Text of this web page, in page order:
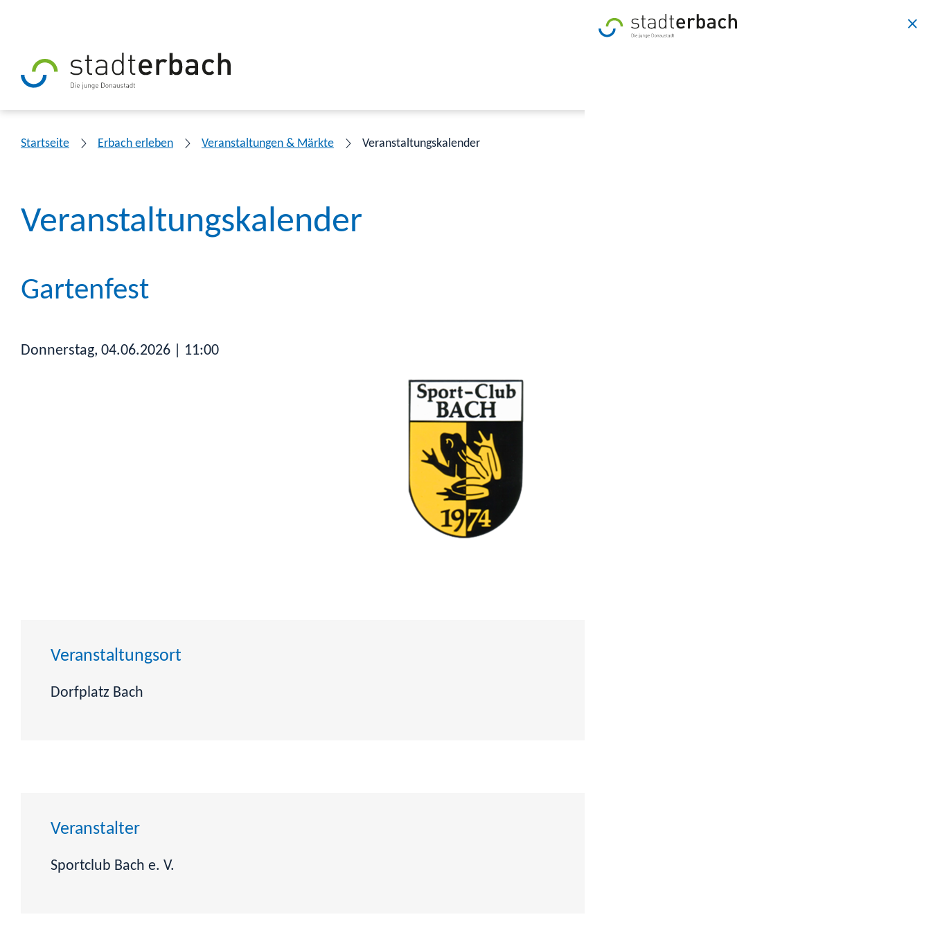
Startseite Erbach erleben Veranstaltungen & Märkte Veranstaltungskalender
Veranstaltungskalender
Donnerstag, 04.06.2026 | 11:00
Gartenfest
Veranstaltungsort
Dorfplatz Bach
Veranstalter
Sportclub Bach e. V.